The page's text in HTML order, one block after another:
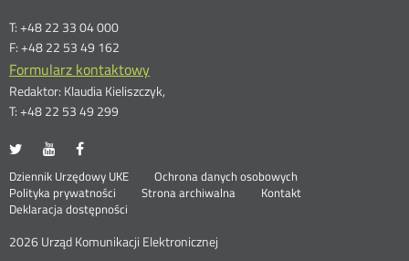
T: +48 22 33 04 000
F: +48 22 53 49 162
Formularz kontaktowy
Redaktor: Klaudia Kieliszczyk,
T: +48 22 53 49 299
UKE
portalu
Twitter
Otwórz
nowym
oknie
UKE
portalu
Youtube
Otwórz
nowym
oknie
portalu
Facebook
nowym
oknie
Stopka
menu
Dziennik Urzędowy UKE Otwórz
Ochrona danych osobowych
Polityka prywatności
Otwórz
w
oknie
Strona archiwalna
Kontakt
Deklaracja dostępności
2026 Urząd Komunikacji Elektronicznej